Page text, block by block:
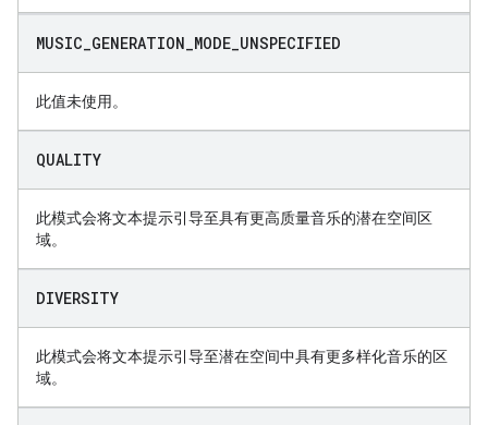
MUSIC GENERATION MODE UNSPECIFIED
此值未使用。
QUALITY
此模式会将文本提示引导至具有更高质量音乐的潜在空间区
域。
DIVERSITY
此模式会将文本提示引导至潜在空间中具有更多样化音乐的区
域。